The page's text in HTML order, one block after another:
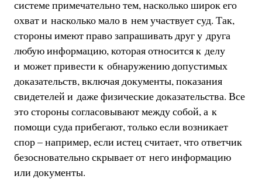
системе примечательно тем, насколько широк его
охват и насколько мало в нем участвует суд. Так,
стороны имеют право запрашивать друг у друга
любую информацию, которая относится к делу
и может привести к обнаружению допустимых
доказательств, включая документы, показания
свидетелей и даже физические доказательства. Все
это стороны согласовывают между собой, а к
помощи суда прибегают, только если возникает
спор – например, если истец считает, что ответчик
безосновательно скрывает от него информацию
или документы.